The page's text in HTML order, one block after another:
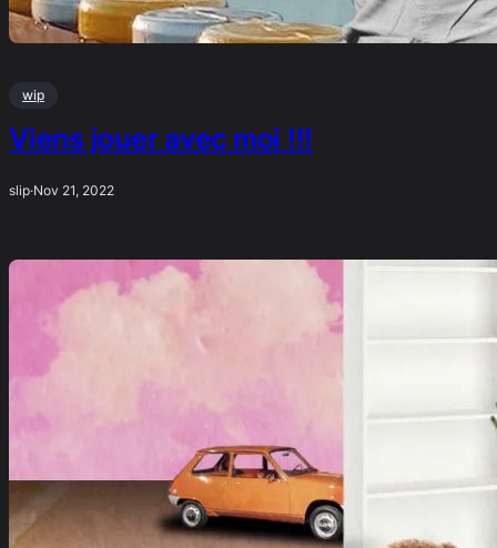
wip
Viens jouer avec moi !!!
slip·Nov 21, 2022